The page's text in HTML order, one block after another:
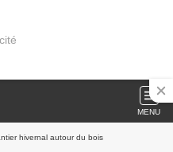
MENU
hivernal autour du bois